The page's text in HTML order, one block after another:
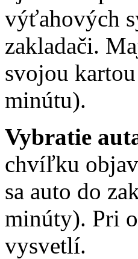
výťahových
zakladači.
svojou
minútu).
Vybratie
chvíľku
sa auto do
minúty). Pri
vysvetlí.